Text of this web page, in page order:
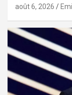
août 6, 2026